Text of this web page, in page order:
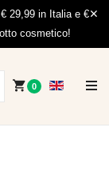
29,99 in Italia e €
cosmetico!
0